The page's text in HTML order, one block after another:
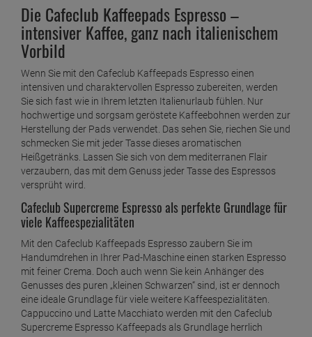
Die Cafeclub Kaffeepads Espresso –
intensiver Kaffee, ganz nach italienischem
Vorbild
Wenn Sie mit den Cafeclub Kaffeepads Espresso einen
intensiven und charaktervollen Espresso zubereiten, werden
Sie sich fast wie in Ihrem letzten Italienurlaub fühlen. Nur
hochwertige und sorgsam geröstete Kaffeebohnen werden zur
Herstellung der Pads verwendet. Das sehen Sie, riechen Sie und
schmecken Sie mit jeder Tasse dieses aromatischen
Heißgetränks. Lassen Sie sich von dem mediterranen Flair
verzaubern, das mit dem Genuss jeder Tasse des Espressos
versprüht wird.
Cafeclub Supercreme Espresso als perfekte Grundlage für
viele Kaffeespezialitäten
Mit den Cafeclub Kaffeepads Espresso zaubern Sie im
Handumdrehen in Ihrer Pad-Maschine einen starken Espresso
mit feiner Crema. Doch auch wenn Sie kein Anhänger des
Genusses des puren „kleinen Schwarzen“ sind, ist er dennoch
eine ideale Grundlage für viele weitere Kaffeespezialitäten.
Cappuccino und Latte Macchiato werden mit den Cafeclub
Supercreme Espresso Kaffeepads als Grundlage herrlich